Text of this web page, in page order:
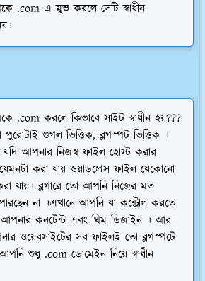
.com এ মুভ করলে সেটি স্বাধীন
.com করলে কিভাবে সাইট স্বাধীন হয়???
গুগল ভিত্তিক, ব্লগস্পট ভিত্তিক ।
যদি আপনার নিজস্ব ফাইল হোস্ট করার
করা যায় ওয়াডপ্রেস ফাইল যেকোনো
যায়। ব্লগারে তো আপনি নিজের মত
না ।এখানে আপনি যা কন্ট্রোল করতে
আপনার কনটেন্ট এবং থিম ডিজাইন । আর
ওয়েবসাইটের সব ফাইলই তো ব্লগস্পটে
শুধু .com ডোমেইন নিয়ে স্বাধীন